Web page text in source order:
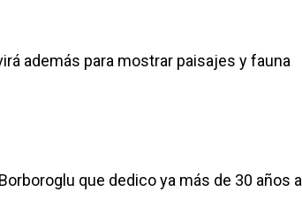
además para mostrar paisajes y fauna
que dedico ya más de 30 años a